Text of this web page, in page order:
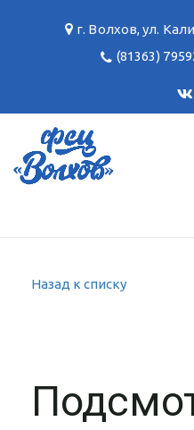
г. Волхов,ул.
(81363)
Назад к списку